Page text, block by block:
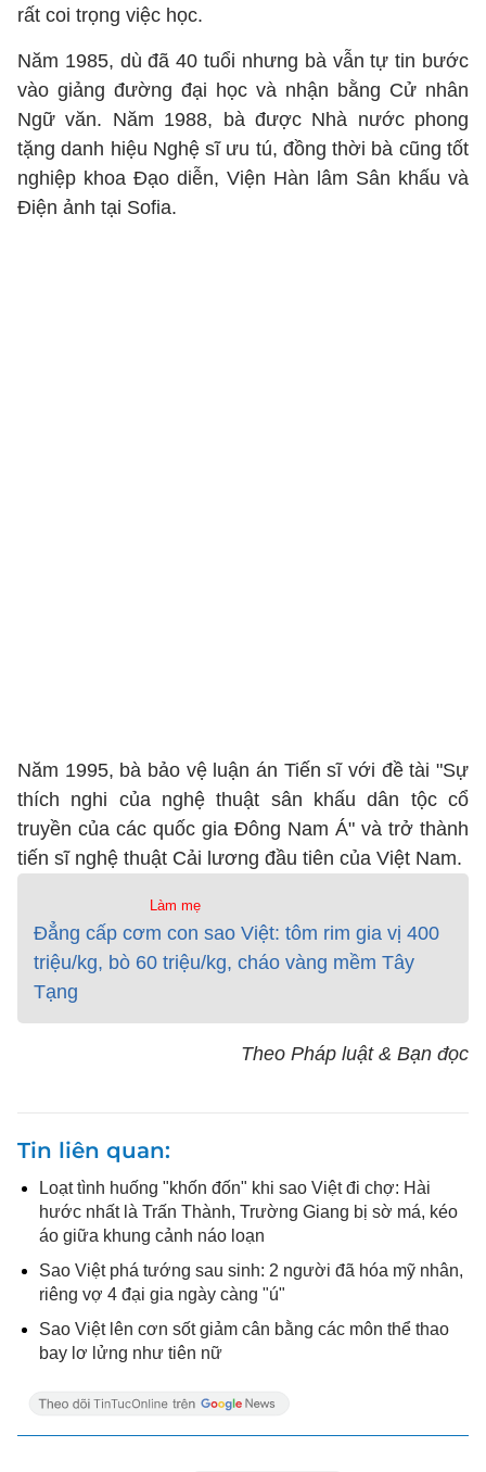
rất coi trọng việc học.
Năm 1985, dù đã 40 tuổi nhưng bà vẫn tự tin bước
vào giảng đường đại học và nhận bằng Cử nhân
Ngữ văn. Năm 1988, bà được Nhà nước phong
tặng danh hiệu Nghệ sĩ ưu tú, đồng thời bà cũng tốt
nghiệp khoa Đạo diễn, Viện Hàn lâm Sân khấu và
Điện ảnh tại Sofia.
Năm 1995, bà bảo vệ luận án Tiến sĩ với đề tài "Sự
thích nghi của nghệ thuật sân khấu dân tộc cổ
truyền của các quốc gia Đông Nam Á" và trở thành
tiến sĩ nghệ thuật Cải lương đầu tiên của Việt Nam.
Làm mẹ
Đẳng cấp cơm con sao Việt: tôm rim gia vị 400
triệu/kg, bò 60 triệu/kg, cháo vàng mềm Tây
Tạng
Theo Pháp luật & Bạn đọc
Tin liên quan
Loạt tình huống "khốn đốn" khi sao Việt đi chợ: Hài
hước nhất là Trấn Thành, Trường Giang bị sờ má, kéo
áo giữa khung cảnh náo loạn
Sao Việt phá tướng sau sinh: 2 người đã hóa mỹ nhân,
riêng vợ 4 đại gia ngày càng "ú"
Sao Việt lên cơn sốt giảm cân bằng các môn thể thao
bay lơ lửng như tiên nữ